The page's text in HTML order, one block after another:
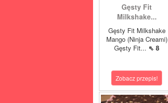
Gęsty Fit
Milkshake...
Gęsty Fit Milkshake
Mango (Ninja Creami)
Gęsty Fit... ⇖ 8
Zobacz przepis!